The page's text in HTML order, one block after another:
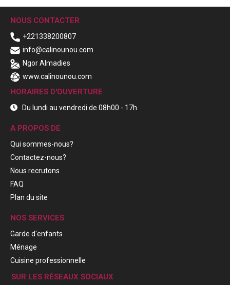
NOUS CONTACTER
+221338200807
info@calinounou.com
Ngor Almadies
www.calinounou.com
HORAIRES D'OUVERTURE
Du lundi au vendredi de 08h00 - 17h
A PROPOS DE
Qui sommes-nous?
Contactez-nous?
Nous recrutons
FAQ
Plan du site
NOS SERVICES
Garde d'enfants
Ménage
Cuisine professionnelle
SUR LES RÉSEAUX SOCIAUX